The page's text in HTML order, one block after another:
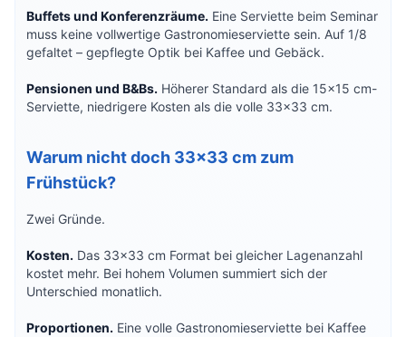
Buffets und Konferenzräume. Eine Serviette beim Seminar
muss keine vollwertige Gastronomieserviette sein. Auf 1/8
gefaltet – gepflegte Optik bei Kaffee und Gebäck.
Pensionen und B&Bs. Höherer Standard als die 15×15 cm-
Serviette, niedrigere Kosten als die volle 33×33 cm.
Warum nicht doch 33×33 cm zum
Frühstück?
Zwei Gründe.
Kosten. Das 33×33 cm Format bei gleicher Lagenanzahl
kostet mehr. Bei hohem Volumen summiert sich der
Unterschied monatlich.
Proportionen. Eine volle Gastronomieserviette bei Kaffee